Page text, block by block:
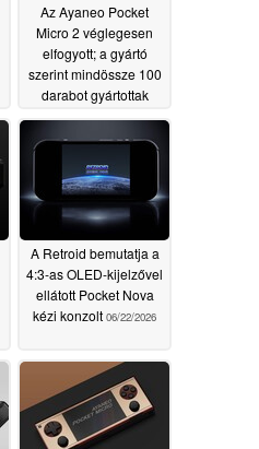
Az Ayaneo Pocket
Micro 2 véglegesen
elfogyott; a gyártó
szerint mindössze 100
darabot gyártottak
06/28/2026
A Retroid bemutatja a
4:3-as OLED-kijelzővel
ellátott Pocket Nova
kézi konzolt 06/22/2026